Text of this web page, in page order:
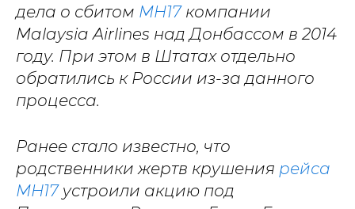
дела о сбитом MH17компании
Malaysia Airlines над Донбассом в 2014
году. При этом в Штатах отдельно
обратились к России из-за данного
процесса.
Ранее стало известно, что
родственники жертв крушения рейса
МН17устроили акцию под